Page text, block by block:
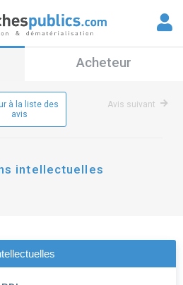
Acheteur
à la liste des
avis
Avis suivant
intellectuelles